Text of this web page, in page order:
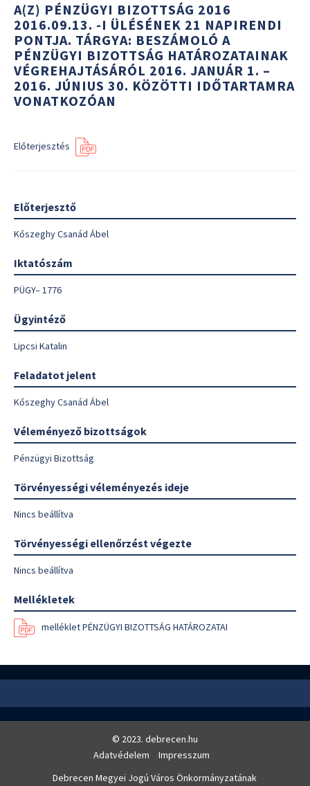
A(Z) PÉNZÜGYI BIZOTTSÁG 2016
2016.09.13. -I ÜLÉSÉNEK 21 NAPIRENDI
PONTJA. TÁRGYA: BESZÁMOLÓ A
PÉNZÜGYI BIZOTTSÁG HATÁROZATAINAK
VÉGREHAJTÁSÁRÓL 2016. JANUÁR 1. –
2016. JÚNIUS 30. KÖZÖTTI IDŐTARTAMRA
VONATKOZÓAN
Előterjesztés
Előterjesztő
Kőszeghy Csanád Ábel
Iktatószám
PÜGY– 1776
Ügyintéző
Lipcsi Katalin
Feladatot jelent
Kőszeghy Csanád Ábel
Véleményező bizottságok
Pénzügyi Bizottság
Törvényességi véleményezés ideje
Nincs beállítva
Törvényességi ellenőrzést végezte
Nincs beállítva
Mellékletek
melléklet PÉNZÜGYI BIZOTTSÁG HATÁROZATAI
© 2023. debrecen.hu
Adatvédelem
Impresszum
Debrecen Megyei Jogú Város Önkormányzatának